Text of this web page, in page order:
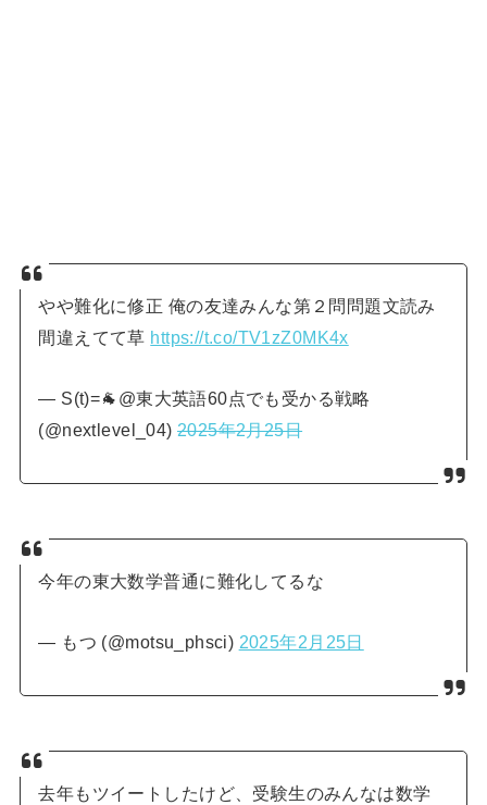
やや難化に修正 俺の友達みんな第２問問題文読み
間違えてて草 https://t.co/TV1zZ0MK4x
— S(t)=🐐@東大英語60点でも受かる戦略
(@nextlevel_04) 2025年2月25日
今年の東大数学普通に難化してるな
— もつ (@motsu_phsci) 2025年2月25日
去年もツイートしたけど、受験生のみんなは数学